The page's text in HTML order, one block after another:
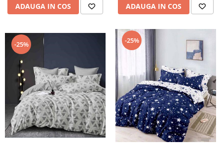
ADAUGA IN COS ADAUGA IN COS
-25% -25%